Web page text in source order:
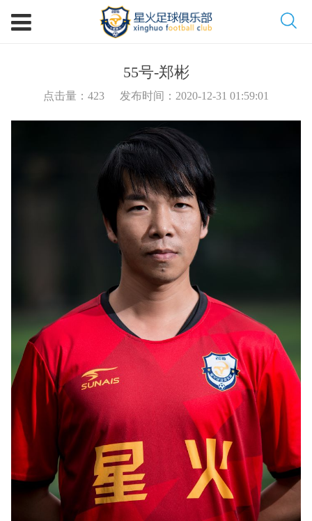
55号-郑彬
点击量： 423 发布时间：2020-12-31 01:59:01